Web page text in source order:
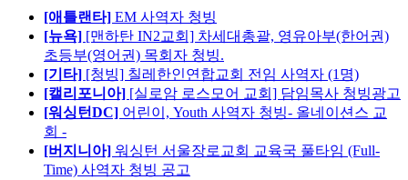
[애틀랜타] EM 사역자 청빙
[뉴욕] [맨하탄 IN2교회] 차세대총괄, 영유아부(한어권)
초등부(영어권) 목회자 청빙.
[기타] [청빙] 칠레한인연합교회 전임 사역자 (1명)
[캘리포니아] [실로암 로스모어 교회] 담임목사 청빙광고
[워싱턴DC] 어린이, Youth 사역자 청빙- 올네이션스 교
회 -
[버지니아] 워싱턴 서울장로교회 교육국 풀타임 (Full-
Time) 사역자 청빙 공고